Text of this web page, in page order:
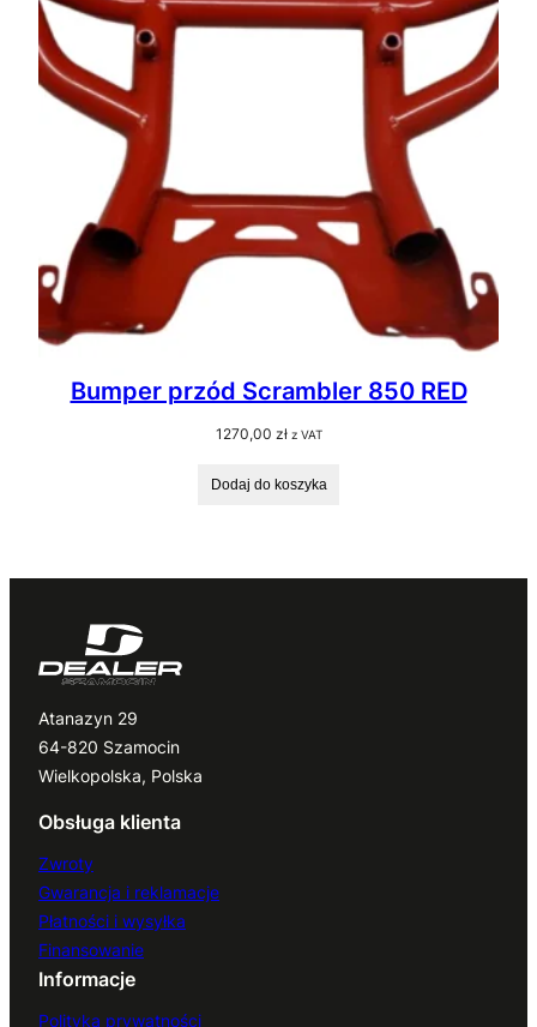
Bumper przód Scrambler 850 RED
1270,00 zł z VAT
Dodaj do koszyka
Atanazyn 29
64-820 Szamocin
Wielkopolska, Polska
Obsługa klienta
Zwroty
Gwarancja i reklamacje
Płatności i wysyłka
Finansowanie
Informacje
Polityka prywatności